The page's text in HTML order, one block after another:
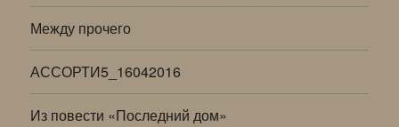
Между прочего
АССОРТИ5_16042016
Из повести «Последний дом»